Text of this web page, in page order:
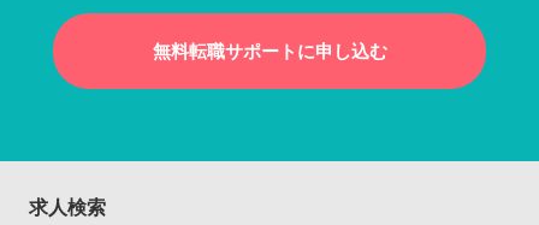
無料転職サポートに申し込む
求人検索